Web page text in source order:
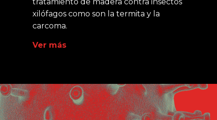
tratamiento de madera contra insectos
xilófagos como son la termita y la
carcoma.
Ver más